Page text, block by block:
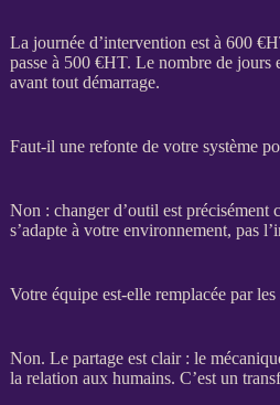
La journée d’intervention est à 600 €
passe à 500 €HT. Le nombre de jours
avant tout démarrage.
Faut-il une refonte de votre système
Non : changer d’outil est précisément
s’adapte à votre environnement, pas
Votre équipe est-elle remplacée par les
Non. Le partage est clair : le
la relation aux humains. C’est un